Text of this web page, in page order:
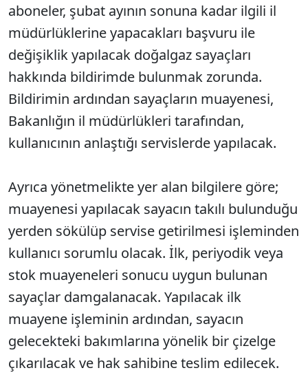
aboneler, şubat ayının sonuna kadar ilgili il
müdürlüklerine yapacakları başvuru ile
değişiklik yapılacak doğalgaz sayaçları
hakkında bildirimde bulunmak zorunda.
Bildirimin ardından sayaçların muayenesi,
Bakanlığın il müdürlükleri tarafından,
kullanıcının anlaştığı servislerde yapılacak.
Ayrıca yönetmelikte yer alan bilgilere göre;
muayenesi yapılacak sayacın takılı bulunduğu
yerden sökülüp servise getirilmesi işleminden
kullanıcı sorumlu olacak. İlk, periyodik veya
stok muayeneleri sonucu uygun bulunan
sayaçlar damgalanacak. Yapılacak ilk
muayene işleminin ardından, sayacın
gelecekteki bakımlarına yönelik bir çizelge
çıkarılacak ve hak sahibine teslim edilecek.